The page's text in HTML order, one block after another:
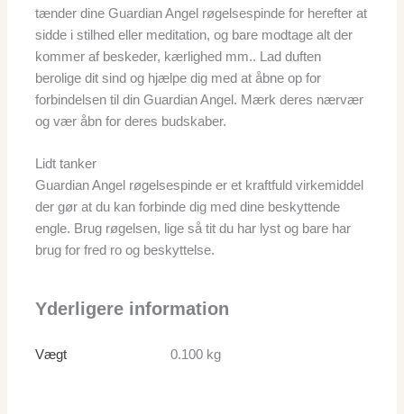
tænder dine Guardian Angel røgelsespinde for herefter at
sidde i stilhed eller meditation, og bare modtage alt der
kommer af beskeder, kærlighed mm.. Lad duften
berolige dit sind og hjælpe dig med at åbne op for
forbindelsen til din Guardian Angel. Mærk deres nærvær
og vær åbn for deres budskaber.
Lidt tanker
Guardian Angel røgelsespinde er et kraftfuld virkemiddel
der gør at du kan forbinde dig med dine beskyttende
engle. Brug røgelsen, lige så tit du har lyst og bare har
brug for fred ro og beskyttelse.
Yderligere information
Vægt 0.100 kg